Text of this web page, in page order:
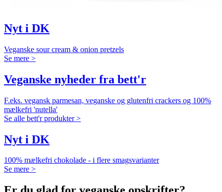
Nyt i DK
Veganske sour cream & onion pretzels
Se mere >
Veganske nyheder fra bett'r
F.eks. vegansk parmesan, veganske og glutenfri crackers og 100%
mælkefri 'nutella'
Se alle bett'r produkter >
Nyt i DK
100% mælkefri chokolade - i flere smagsvarianter
Se mere >